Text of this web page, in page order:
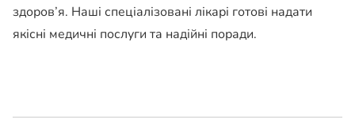
здоров’я. Наші спеціалізовані лікарі готові надати
якісні медичні послуги та надійні поради.